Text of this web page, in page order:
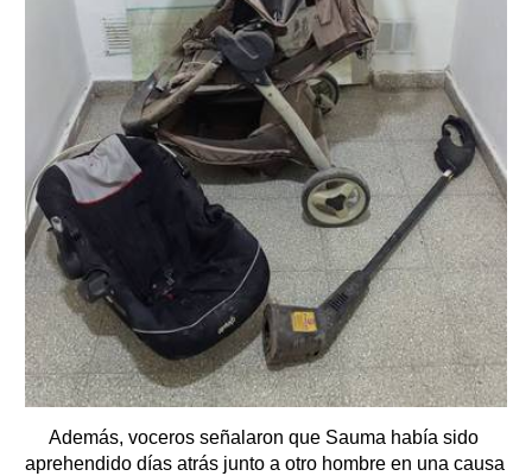
Además, voceros señalaron que Sauma había sido
aprehendido días atrás junto a otro hombre en una causa